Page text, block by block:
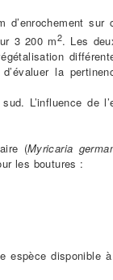
sur
3 200 m2. Les
la
L’influence de
(Myricaria
les boutures :
espèce disponible